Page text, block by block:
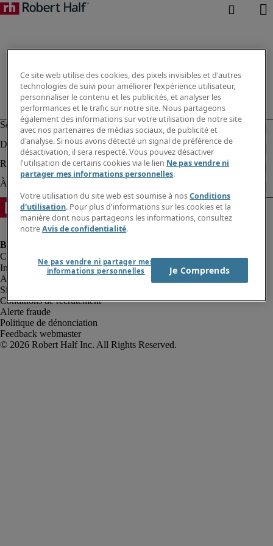
Informations sur la société
Avis de confidentialité
Site web et cookies
Conditions de recrutement
Alerte fraude
Politique de dénonciation
Feedback webmaster
Ce site web utilise des cookies, des pixels invisibles et d'autres
technologies de suivi pour améliorer l'expérience utilisateur,
personnaliser le contenu et les publicités, et analyser les
performances et le trafic sur notre site. Nous partageons
également des informations sur votre utilisation de notre site
avec nos partenaires de médias sociaux, de publicité et
d'analyse. Si nous avons détecté un signal de préférence de
désactivation, il sera respecté. Vous pouvez désactiver
l'utilisation de certains cookies via le lien Ne pas vendre ni
partager mes informations personnelles.
Votre utilisation du site web est soumise à nosConditions
d'utilisation. Pour plus d'informations sur les cookies et la
manière dont nous partageons les informations, consultez
notreAvis de confidentialité.
Ne pas vendre ni partager mes
informations personnelles
Je Comprends